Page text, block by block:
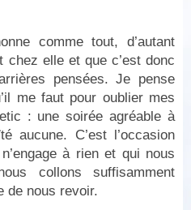
comme tout, d’autant
elle et que c’est donc
pensées. Je pense
me faut pour oublier mes
: une soirée agréable à
aucune. C’est l’occasion
à rien et qui nous
collons suffisamment
de nous revoir.